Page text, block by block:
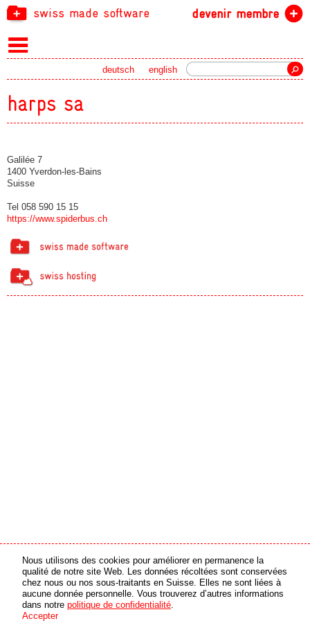
swiss made software devenir membre
english
deutsch
harps sa
Galilée 7
1400 Yverdon-les-Bains
Suisse
Tel 058 590 15 15
https://www.spiderbus.ch
partenaire média
© 2026 swiss made software GmbH, Suisse - tous droits réservés
partenaire en ligne
Nous utilisons des cookies pour améliorer en permanence la
qualité de notre site Web. Les données récoltées sont conservées
chez nous ou nos sous-traitants en Suisse. Elles ne sont liées à
aucune donnée personnelle. Vous trouverez d’autres informations
dans notre politique de confidentialité.
Accepter